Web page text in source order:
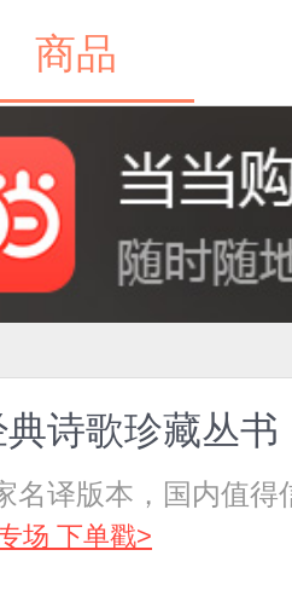
商品
分类
诗歌珍藏丛书
名译版本，国内值得
场 下单戳>